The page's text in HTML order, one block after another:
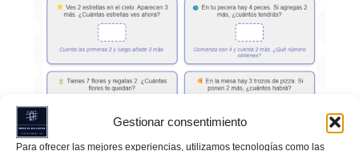
Gestionar consentimiento
Para ofrecer las mejores experiencias, utilizamos tecnologías como las